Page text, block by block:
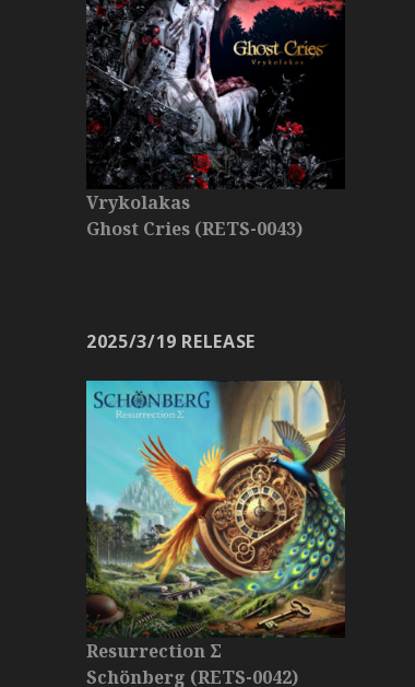
Vrykolakas
Ghost Cries (RETS-0043)
2025/3/19 RELEASE
Resurrection Σ
Schönberg (RETS-0042)